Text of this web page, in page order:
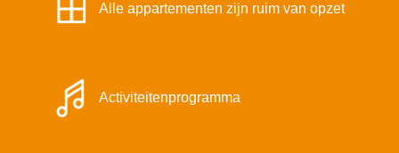
Alle appartementen zijn ruim van opzet
Activiteitenprogramma